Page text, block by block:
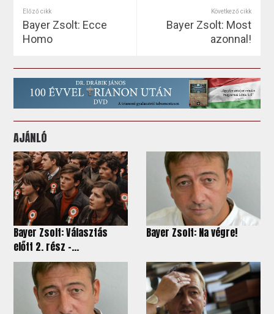
Előző cikk
Bayer Zsolt: Ecce
Homo
Következő cikk
Bayer Zsolt: Most
azonnal!
AJÁNLÓ
Bayer Zsolt: Választás
előtt 2. rész –...
Bayer Zsolt: Na végre!